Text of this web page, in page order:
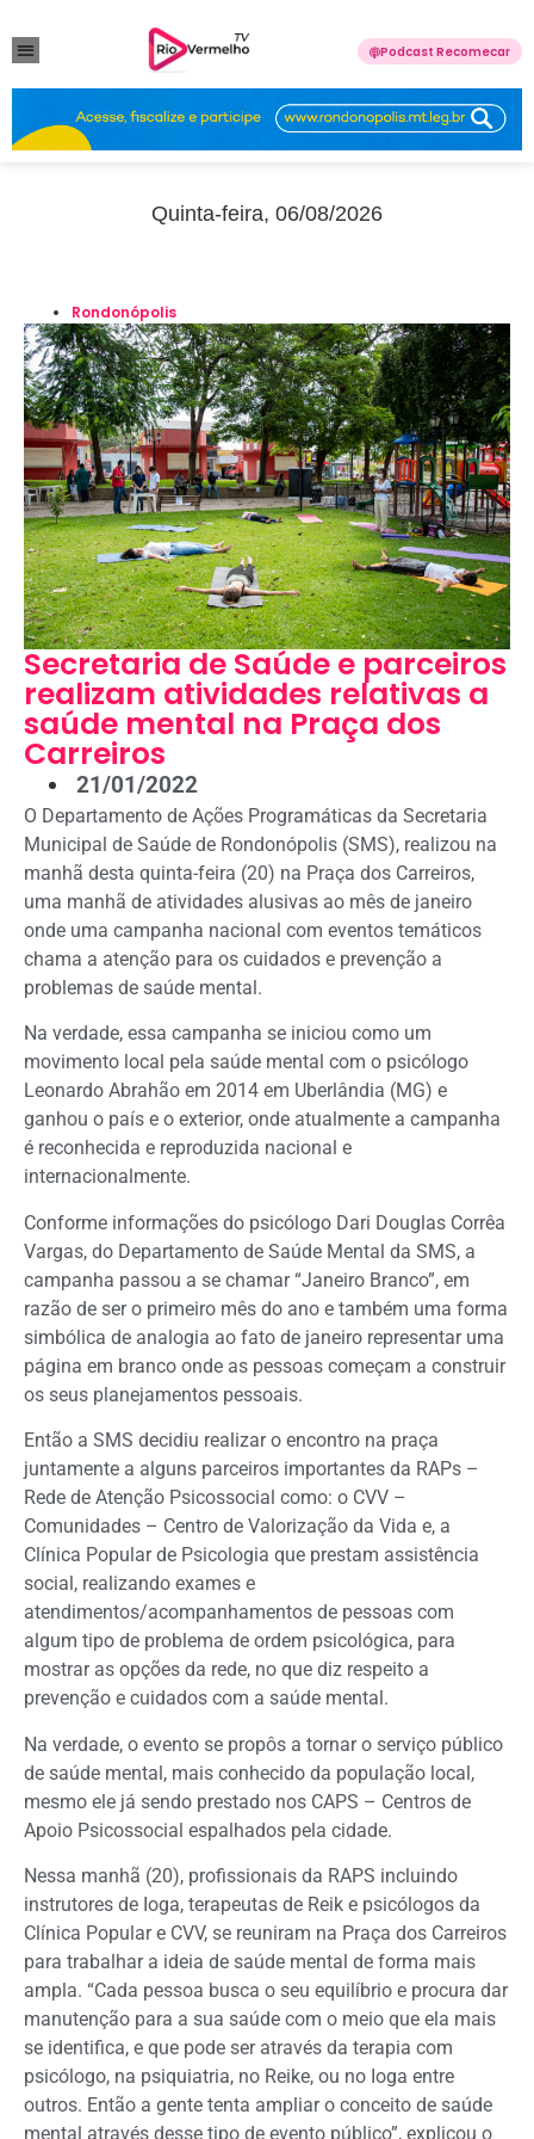
Podcast Recomecar
Quinta-feira, 06/08/2026
Rondonópolis
Secretaria de Saúde e parceiros
realizam atividades relativas a
saúde mental na Praça dos
Carreiros
21/01/2022
O Departamento de Ações Programáticas da Secretaria
Municipal de Saúde de Rondonópolis (SMS), realizou na
manhã desta quinta-feira (20) na Praça dos Carreiros,
uma manhã de atividades alusivas ao mês de janeiro
onde uma campanha nacional com eventos temáticos
chama a atenção para os cuidados e prevenção a
problemas de saúde mental.
Na verdade, essa campanha se iniciou como um
movimento local pela saúde mental com o psicólogo
Leonardo Abrahão em 2014 em Uberlândia (MG) e
ganhou o país e o exterior, onde atualmente a campanha
é reconhecida e reproduzida nacional e
internacionalmente.
Conforme informações do psicólogo Dari Douglas Corrêa
Vargas, do Departamento de Saúde Mental da SMS, a
campanha passou a se chamar “Janeiro Branco”, em
razão de ser o primeiro mês do ano e também uma forma
simbólica de analogia ao fato de janeiro representar uma
página em branco onde as pessoas começam a construir
os seus planejamentos pessoais.
Então a SMS decidiu realizar o encontro na praça
juntamente a alguns parceiros importantes da RAPs –
Rede de Atenção Psicossocial como: o CVV –
Comunidades – Centro de Valorização da Vida e, a
Clínica Popular de Psicologia que prestam assistência
social, realizando exames e
atendimentos/acompanhamentos de pessoas com
algum tipo de problema de ordem psicológica, para
mostrar as opções da rede, no que diz respeito a
prevenção e cuidados com a saúde mental.
Na verdade, o evento se propôs a tornar o serviço público
de saúde mental, mais conhecido da população local,
mesmo ele já sendo prestado nos CAPS – Centros de
Apoio Psicossocial espalhados pela cidade.
Nessa manhã (20), profissionais da RAPS incluindo
instrutores de Ioga, terapeutas de Reik e psicólogos da
Clínica Popular e CVV, se reuniram na Praça dos Carreiros
para trabalhar a ideia de saúde mental de forma mais
ampla. “Cada pessoa busca o seu equilíbrio e procura dar
manutenção para a sua saúde com o meio que ela mais
se identifica, e que pode ser através da terapia com
psicólogo, na psiquiatria, no Reike, ou no Ioga entre
outros. Então a gente tenta ampliar o conceito de saúde
mental através desse tipo de evento público”, explicou o